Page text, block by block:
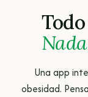
Una app
obesidad.